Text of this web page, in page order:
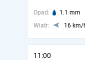
Opad: 1.1 mm
Wiatr:
16 km/
11:00